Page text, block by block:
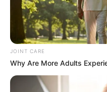
ดวงรายวัน 2 กันยายน 2565
2 ก.ย. 2022
JOINT CARE
Why Are More Adults